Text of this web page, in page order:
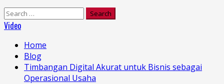
Search
for:
Video
Home
Blog
Timbangan Digital Akurat untuk Bisnis sebagai
Operasional Usaha